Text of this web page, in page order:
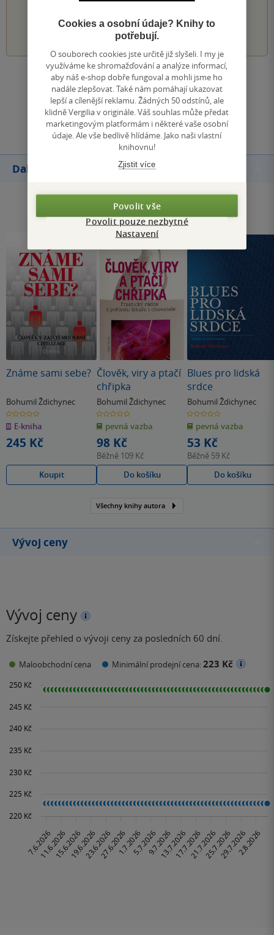
1 2 3 4 5
Zobrazit všechna hodnocení
Přidat hodnocení
Další knihy autora
Známe sami sebe?
Bohumil Ždichynec
0.0
z
5
hvězdiček
E-kniha
245 Kč
Koupit
Člověk, viry a ptačí
chřipka
Bohumil Ždichynec
0.0
z
5
hvězdiček
pevná vazba
98 Kč
Běžně 109 Kč
Do košíku
Blues pro lidská
srdce
Bohumil Ždichynec
0.0
z
5
hvězdiček
pevná vazba
53 Kč
Běžně 59 Kč
Do košíku
Všechny knihy autora
Vývoj ceny
Vývoj ceny
Získejte přehled o vývoji ceny za posledních 60 dní.
Maloobchodní cena Minimální prodejní cena:223 Kč
Cookies a osobní údaje? Knihy to
potřebují.
O souborech cookies jste určitě již slyšeli. I my je
využíváme ke shromažďování a analýze informací,
aby náš e-shop dobře fungoval a mohli jsme ho
nadále zlepšovat. Také nám pomáhají ukazovat
lepší a cílenější reklamu. Žádných 50 odstínů, ale
klidně Vergilia v originále. Váš souhlas může předat
marketingovým platformám i některé vaše osobní
údaje. Ale vše bedlivě hlídáme. Jako naši vlastní
knihovnu!
Zjistit více
Povolit vše
Povolit pouze nezbytné
Nastavení